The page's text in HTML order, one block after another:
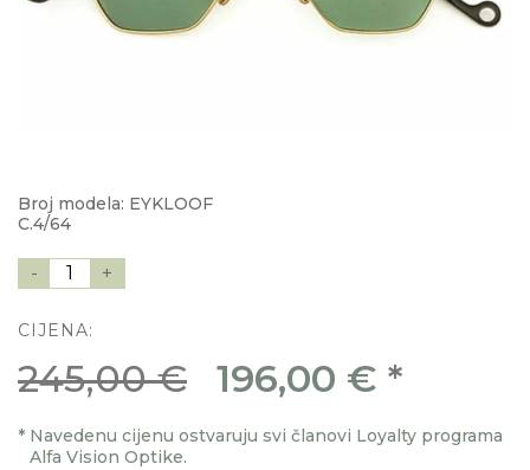
Broj modela: EYKLOOF
C.4/64
- 1 +
CIJENA:
245,00 € 196,00 € *
* Navedenu cijenu ostvaruju svi članovi Loyalty programa
Alfa Vision Optike.